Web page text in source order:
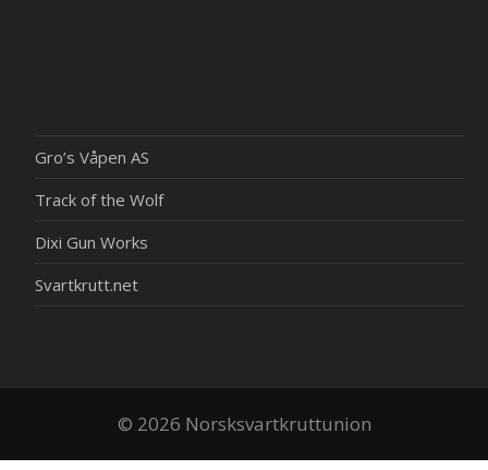
Gro’s Våpen AS
Track of the Wolf
Dixi Gun Works
Svartkrutt.net
© 2026 Norsksvartkruttunion